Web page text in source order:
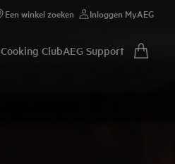
Een winkel zoeken Inloggen MyAEG
Cooking ClubAEG Support